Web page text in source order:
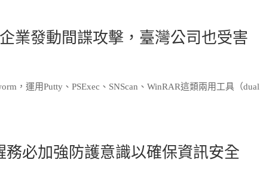
業發動間諜攻擊，臺灣公司也受害
，運用Putty、PSExec、SNScan、WinRAR這類兩用工具（dual
必加強防護意識以確保資訊安全